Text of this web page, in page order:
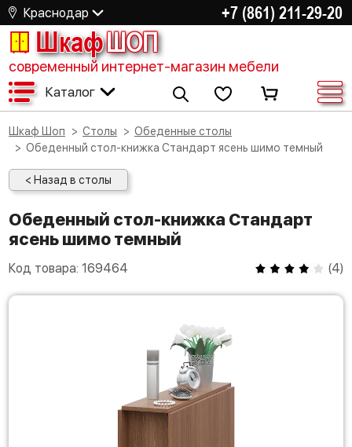
Краснодар +7 (861) 211-29-20
ШкафШОП
современный интернет-магазин мебели
Каталог
Шкаф Шоп Столы
Обеденные столы
Обеденный стол-книжка Стандарт ясень шимо темный
< Назад в столы
Обеденный стол-книжка Стандарт
ясень шимо темный
Код товара: 169464 (4)